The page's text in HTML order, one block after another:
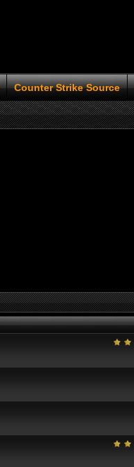
Counter Strike Source